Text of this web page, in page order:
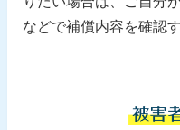
などで補償内容を確認